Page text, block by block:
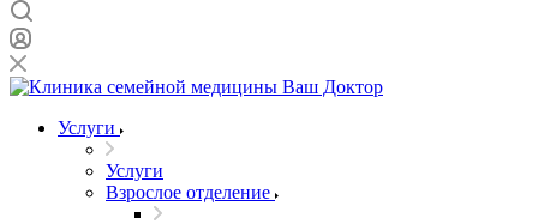
Услуги
Услуги
Взрослое отделение